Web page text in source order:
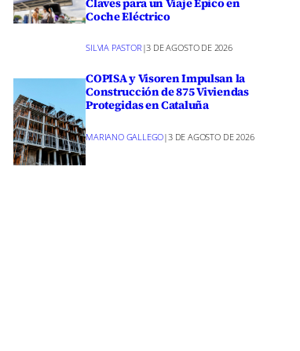
Claves para un Viaje Épico en
Coche Eléctrico
SILVIA PASTOR |3 DE AGOSTO DE 2026
COPISA y Visoren Impulsan la
Construcción de 875 Viviendas
Protegidas en Cataluña
MARIANO GALLEGO|3 DE AGOSTO DE 2026